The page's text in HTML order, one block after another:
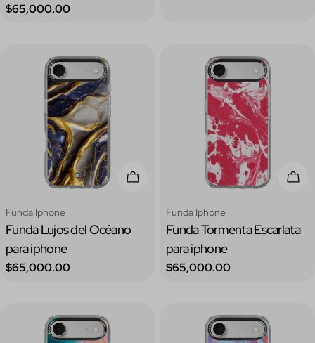
Precio
$65,000.00
Elige Opciones
Tipo:
Funda Iphone
Funda Lujos del Océano
para iphone
Precio
$65,000.00
Tipo:
Funda Iphone
Funda Tormenta Escarlata
para iphone
Precio
$65,000.00